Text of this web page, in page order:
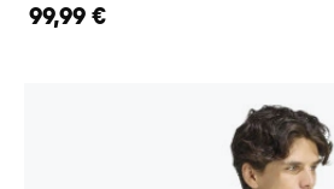
99,99 €